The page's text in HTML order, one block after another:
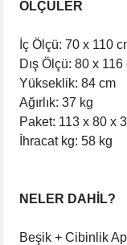
ÖLÇÜLER
İç Ölçü: 70 x 110
Dış Ölçü: 80 x 116
Yükseklik: 84 cm
Ağırlık: 37 kg
Paket: 113 x 80 x
İhracat kg: 58 kg
NELER DAHİL?
Beşik + Cibinlik